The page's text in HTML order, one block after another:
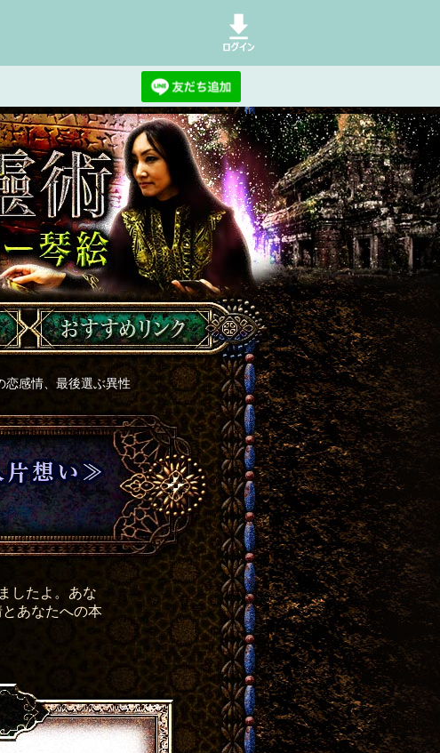
前さえ分かれば、すべて見抜く。当た
感情、最後選ぶ異性
したよ。あな
あなたへの本